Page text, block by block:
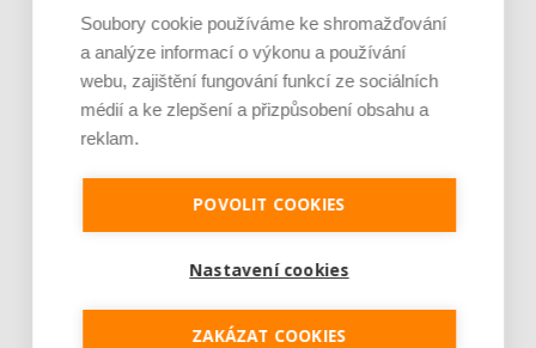
potvrzuje Dominika
Šťovíčková. Z pohledu slow
living tak nejde jen o
estetiku, ale také o
udržitelnější a uvědomělejší
Soubory cookie používáme ke shromažďování
a analýze informací o výkonu a používání
webu, zajištění fungování funkcí ze sociálních
médií a ke zlepšení a přizpůsobení obsahu a
reklam.
POVOLIT COOKIES
Nastavení cookies
ZAKÁZAT COOKIES